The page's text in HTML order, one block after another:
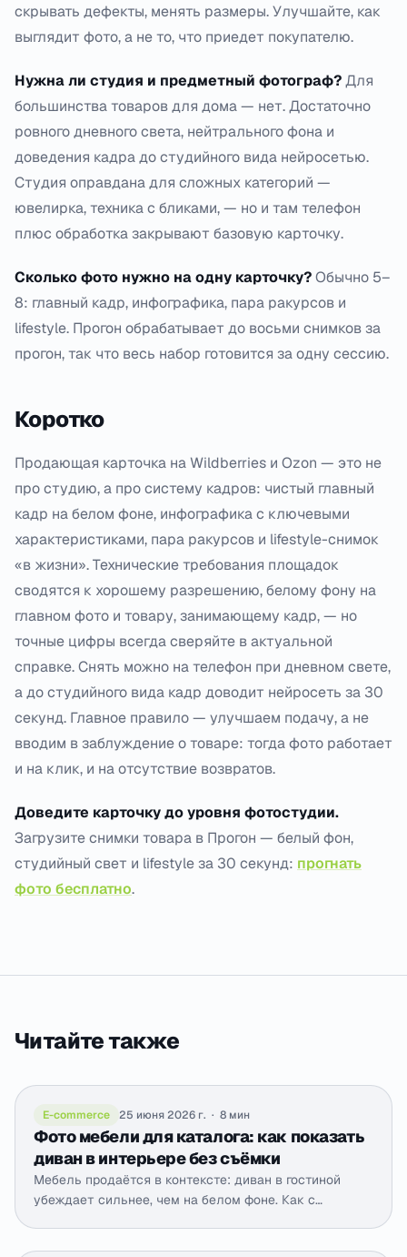
скрывать дефекты, менять размеры. Улучшайте, как
выглядит фото, а не то, что приедет покупателю.
Нужна ли студия и предметный фотограф?Для
большинства товаров для дома — нет. Достаточно
ровного дневного света, нейтрального фона и
доведения кадра до студийного вида нейросетью.
Студия оправдана для сложных категорий —
ювелирка, техника с бликами, — но и там телефон
плюс обработка закрывают базовую карточку.
Сколько фото нужно на одну карточку?Обычно 5–
8: главный кадр, инфографика, пара ракурсов и
lifestyle. Прогон обрабатывает до восьми снимков за
прогон, так что весь набор готовится за одну сессию.
Коротко
Продающая карточка на Wildberries и Ozon — это не
про студию, а про систему кадров: чистый главный
кадр на белом фоне, инфографика с ключевыми
характеристиками, пара ракурсов и lifestyle-снимок
«в жизни». Технические требования площадок
сводятся к хорошему разрешению, белому фону на
главном фото и товару, занимающему кадр, — но
точные цифры всегда сверяйте в актуальной
справке. Снять можно на телефон при дневном свете,
а до студийного вида кадр доводит нейросеть за 30
секунд. Главное правило — улучшаем подачу, а не
вводим в заблуждение о товаре: тогда фото работает
и на клик, и на отсутствие возвратов.
Доведите карточку до уровня фотостудии.
Загрузите снимки товара в Прогон — белый фон,
студийный свет и lifestyle за 30 секунд: прогнать
фото бесплатно.
Читайте также
E-commerce 25 июня 2026 г. · 8 мин
Фото мебели для каталога: как показать
диван в интерьере без съёмки
Мебель продаётся в контексте: диван в гостиной
убеждает сильнее, чем на белом фоне. Как с